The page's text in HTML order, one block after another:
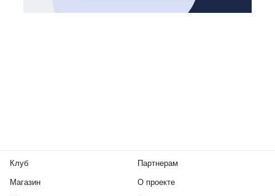
Клуб
Магазин
Партнерам
О проекте